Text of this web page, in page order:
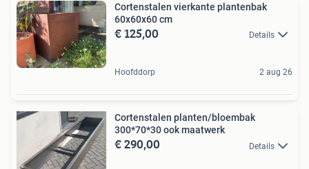
Cortenstalen vierkante plantenbak
60x60x60 cm
€ 125,00 Details
Hoofddorp 2 aug 26
Cortenstalen planten/bloembak
300*70*30 ook maatwerk
€ 290,00 Details